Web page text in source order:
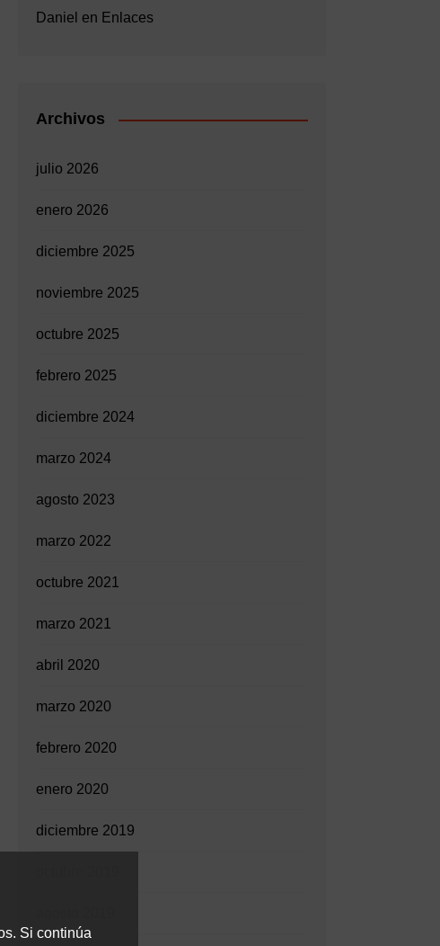
Daniel en Enlaces
Archivos
julio 2026
enero 2026
diciembre 2025
noviembre 2025
octubre 2025
febrero 2025
diciembre 2024
marzo 2024
agosto 2023
marzo 2022
octubre 2021
marzo 2021
abril 2020
marzo 2020
febrero 2020
enero 2020
diciembre 2019
Si continúa